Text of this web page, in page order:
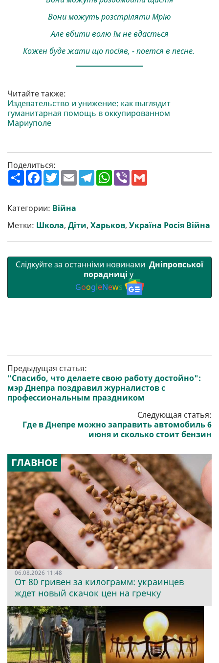
Вони можуть розстріляти Мрію
Але вбити волю їм не вдасться
Кожен буде жати що посіяв, - поется в песне.
Читайте также:
Издевательство и унижение: как выглядит
гуманитарная помощь в оккупированном
Мариуполе
Поделиться:
П
о
р
и
т
и
F
a
b
o
o
k
T
w
t
e
r
E
m
T
e
a
m
W
h
p
p
V
Категории: Війна
Метки: Школа, Діти, Харьков, Україна Росія Війна
Слідкуйте за останніми новинами Дніпровської
порадниці у
GoogleNews
Предыдущая статья:
"Спасибо, что делаете свою работу достойно":
мэр Днепра поздравил журналистов с
профессиональным праздником
Следующая статья:
Где в Днепре можно заправить автомобиль 6
июня и сколько стоит бензин
ГЛАВНОЕ
06.08.2026 11:48
От 80 гривен за килограмм: украинцев
ждет новый скачок цен на гречку